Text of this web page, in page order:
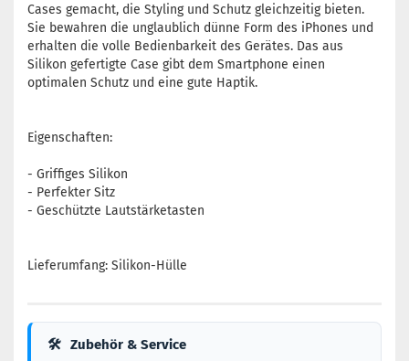
Cases gemacht, die Styling und Schutz gleichzeitig bieten.
Sie bewahren die unglaublich dünne Form des iPhones und
erhalten die volle Bedienbarkeit des Gerätes. Das aus
Silikon gefertigte Case gibt dem Smartphone einen
optimalen Schutz und eine gute Haptik.
Eigenschaften:
- Griffiges Silikon
- Perfekter Sitz
- Geschützte Lautstärketasten
Lieferumfang: Silikon-Hülle
🛠 Zubehör & Service